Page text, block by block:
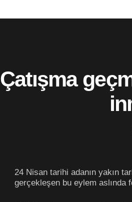
Çatışma
24 Nisan tarihi adanın yakın
gerçekleşen bu eylem aslında